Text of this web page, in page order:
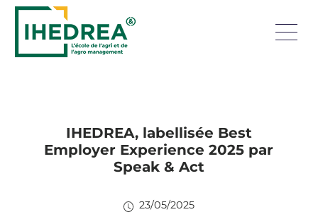
IHEDREA, labellisée Best
Employer Experience 2025 par
Speak & Act
23/05/2025